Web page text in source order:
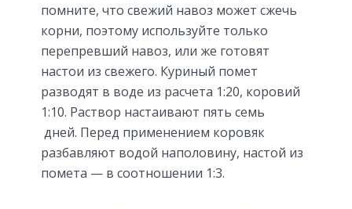
помните, что свежий навоз может сжечь
корни, поэтому используйте только
перепревший навоз, или же готовят
настои из свежего. Куриный помет
разводят в воде из расчета 1:20, коровий
1:10. Раствор настаивают пять семь
дней. Перед применением коровяк
разбавляют водой наполовину, настой из
помета — в соотношении 1:3.